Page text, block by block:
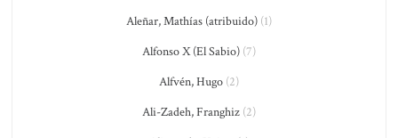
Aleñar, Mathías (atribuido) (1)
Alfonso X (El Sabio) (7)
Alfvén, Hugo (2)
Ali-Zadeh, Franghiz (2)